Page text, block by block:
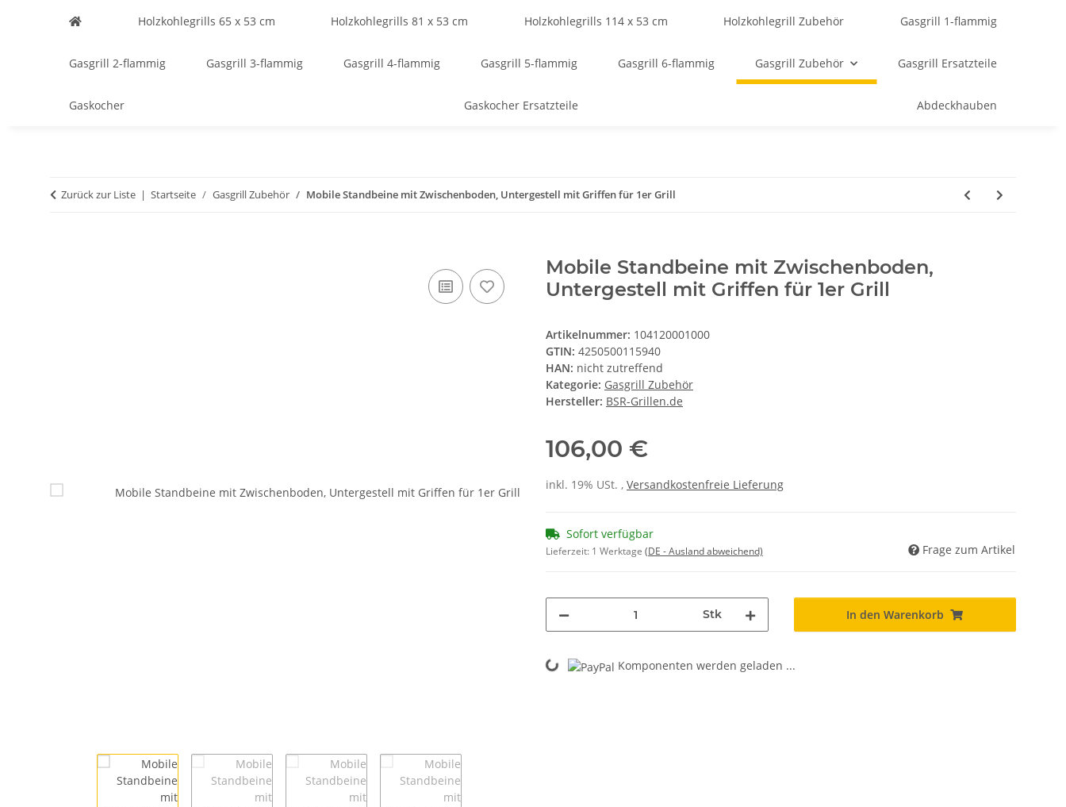
Holzkohlegrills 65 x 53 cm Holzkohlegrills 81 x 53 cm Holzkohlegrills 114 x 53 cm Holzkohlegrill Zubehör Gasgrill 1-flammig
Gasgrill 2-flammig Gasgrill 3-flammig Gasgrill 4-flammig Gasgrill 5-flammig Gasgrill 6-flammig Gasgrill Zubehör Gasgrill Ersatzteile
Gaskocher Gaskocher Ersatzteile Abdeckhauben
Zurück zur Liste Startseite Gasgrill Zubehör Mobile Standbeine mit Zwischenboden, Untergestell mit Griffen für 1er Grill
Mobile Standbeine mit Zwischenboden,
Untergestell mit Griffen für 1er Grill
Artikelnummer: 104120001000
GTIN: 4250500115940
HAN: nicht zutreffend
Kategorie: Gasgrill Zubehör
Hersteller: BSR-Grillen.de
106,00 €
inkl. 19% USt. , Versandkostenfreie Lieferung
Sofort verfügbar
Lieferzeit: 1 Werktage (DE - Ausland abweichend) Frage zum Artikel
Stk In den Warenkorb
Loading... Komponenten werden geladen ...